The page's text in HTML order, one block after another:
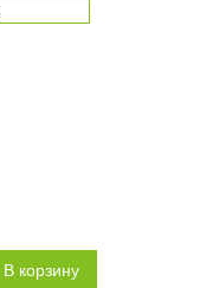
В корзину